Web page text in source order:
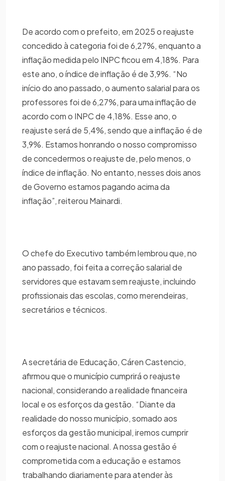
De acordo com o prefeito, em 2025 o reajuste
concedido à categoria foi de 6,27%, enquanto a
inflação medida pelo INPC ficou em 4,18%. Para
este ano, o índice de inflação é de 3,9%. “No
início do ano passado, o aumento salarial para os
professores foi de 6,27%, para uma inflação de
acordo com o INPC de 4,18%. Esse ano, o
reajuste será de 5,4%, sendo que a inflação é de
3,9%. Estamos honrando o nosso compromisso
de concedermos o reajuste de, pelo menos, o
índice de inflação. No entanto, nesses dois anos
de Governo estamos pagando acima da
inflação”, reiterou Mainardi.
O chefe do Executivo também lembrou que, no
ano passado, foi feita a correção salarial de
servidores que estavam sem reajuste, incluindo
profissionais das escolas, como merendeiras,
secretários e técnicos.
A secretária de Educação, Cáren Castencio,
afirmou que o município cumprirá o reajuste
nacional, considerando a realidade financeira
local e os esforços da gestão. “Diante da
realidade do nosso município, somado aos
esforços da gestão municipal, iremos cumprir
com o reajuste nacional. A nossa gestão é
comprometida com a educação e estamos
trabalhando diariamente para atender às